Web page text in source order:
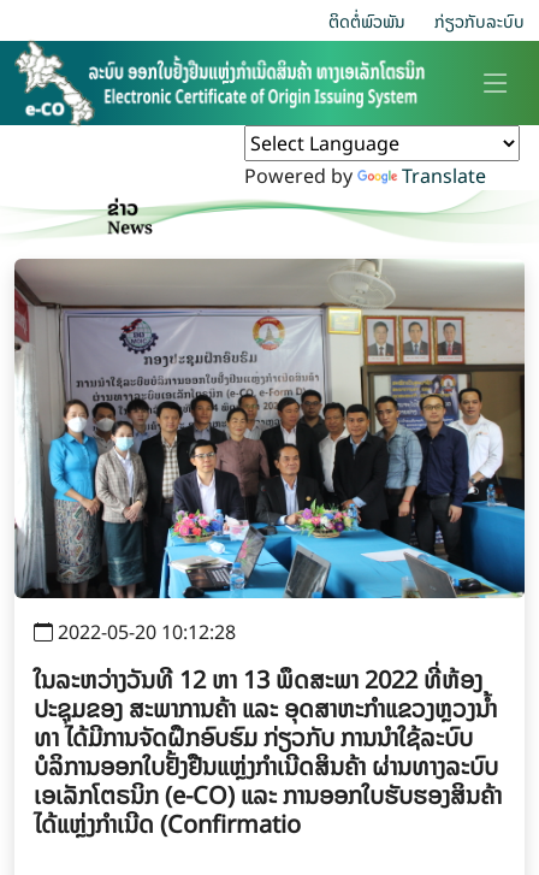
ຕິດຕໍ່ພົວພັນ ກ່ຽວ​ກັບ​ລະບົບ
Powered by Translate
2022-05-20 10:12:28
ໃນລະຫວ່າງວັນທີ 12 ຫາ 13 ພຶດສະພາ 2022 ທີ່ຫ້ອງ
ປະຊຸມຂອງ ສະພາການຄ້າ ແລະ ອຸດສາຫະກຳແຂວງຫຼວງນ້ຳ
ທາ ໄດ້ມີການຈັດຝຶກອົບຮົມ ກ່ຽວກັບ ການນຳໃຊ້ລະບົບ
ບໍລິການອອກໃບຢັ້ງຢືນແຫຼ່ງກໍາເນີດສິນຄ້າ ຜ່ານທາງລະບົບ
ເອເລັກໂຕຣນິກ (e-CO) ແລະ ການອອກໃບຮັບຮອງສິນຄ້າ
ໄດ້ແຫຼ່ງກໍາເນີດ (Confirmatio